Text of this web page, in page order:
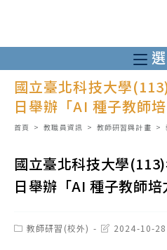
至
主
國立臺北科技大學
日舉辦「AI 種子教師培
首頁 > 教職員資訊 > 教師研習與計畫 >
國立臺北科技大學
日舉辦「AI 種子教師培
Post教師研習(校外)
Post2024-10-28